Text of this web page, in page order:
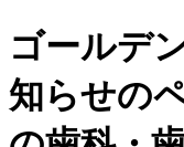
ゴールデ
知らせの